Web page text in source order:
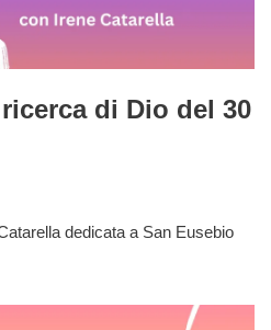
di Dio del 30
dedicata a San Eusebio